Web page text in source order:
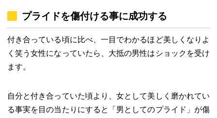
プライドを傷付ける事に成功する
付き合っている頃に比べ、一目でわかるほど美しくなりよ
く笑う女性になっていたら、大抵の男性はショックを受け
ます。
自分と付き合っていた頃より、女として美しく磨かれてい
る事実を目の当たりにすると「男としてのプライド」が傷